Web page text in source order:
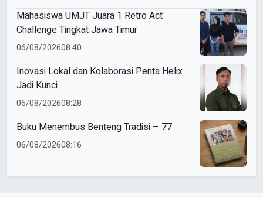
Mahasiswa UMJT Juara 1 Retro Act
Challenge Tingkat Jawa Timur
06/08/202608:40
Inovasi Lokal dan Kolaborasi Penta Helix
Jadi Kunci
06/08/202608:28
Buku Menembus Benteng Tradisi – 77
06/08/202608:16